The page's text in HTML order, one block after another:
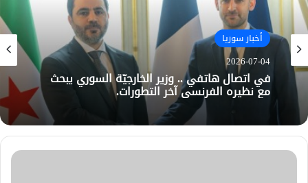
أخبار سوريا
2026-07-04
في اتصال هاتفي .. وزير الخارجيّة السوري يبحث
مع نظيره الفرنسي آخر التطورات.